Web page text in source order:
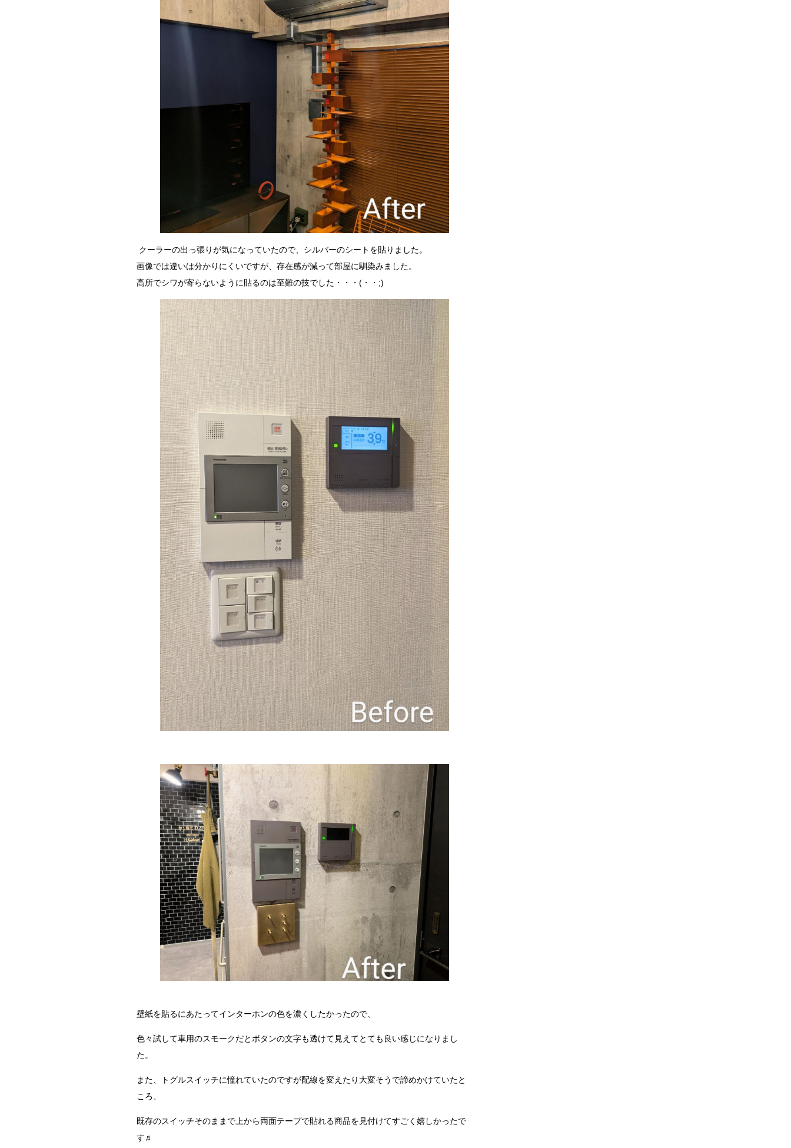
クーラーの出っ張りが気になっていたので、シルバーのシートを貼りました。
画像では違いは分かりにくいですが、存在感が減って部屋に馴染みました。
高所でシワが寄らないように貼るのは至難の技でした・・・(・・;)
壁紙を貼るにあたってインターホンの色を濃くしたかったので、
色々試して車用のスモークだとボタンの文字も透けて見えてとても良い感じになりまし
た。
また、トグルスイッチに憧れていたのですが配線を変えたり大変そうで諦めかけていたと
ころ、
既存のスイッチそのままで上から両面テープで貼れる商品を見付けてすごく嬉しかったで
す♬